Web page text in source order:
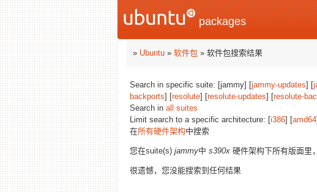
packages
» Ubuntu » 软件包 » 软件包搜索结果
Search in specific suite: [jammy] [jammy-updates] [
backports] [resolute] [resolute-updates] [resolute-
Search in all suites
Limit search to a specific architecture: [i386] [amd64
在所有硬件架构中搜索
您在suite(s) jammy中 s390x 硬件架构下所有版面里
很遗憾，您没能搜索到任何结果